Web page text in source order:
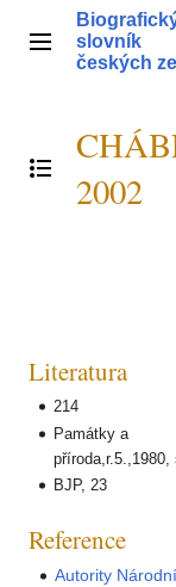
obsahHlavní menu
slovník
českých
Přepnout obsah
2002
Literatura
214
Památky a
příroda,r.5.,1980,
BJP, 23
Reference
Autority Národní